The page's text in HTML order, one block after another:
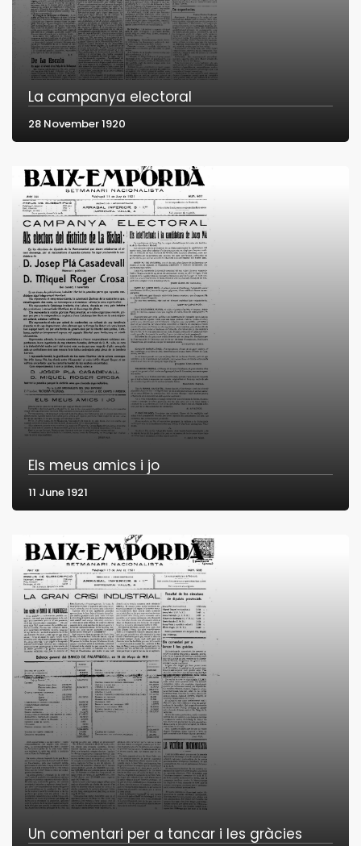
La campanya electoral
28 November 1920
Els meus amics i jo
11 June 1921
Un comentari per a tancar i les gràcies